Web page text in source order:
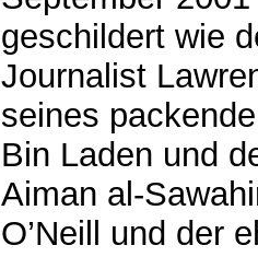
geschildert wie
Journalist
seines
Bin Laden und
Aiman al-
O’Neill und der